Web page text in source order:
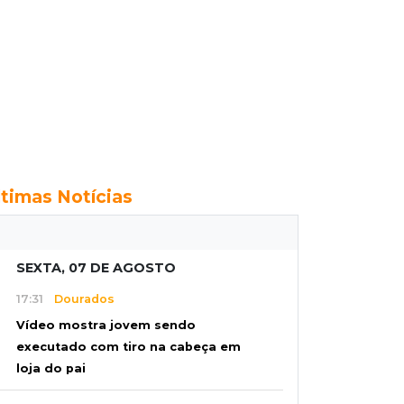
Notícias
SEXTA, 07 DE AGOSTO
17:31 Dourados
Vídeo mostra jovem sendo
executado com tiro na cabeça em
loja do pai